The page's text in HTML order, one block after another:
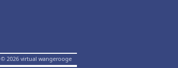
© 2026 virtual wangerooge